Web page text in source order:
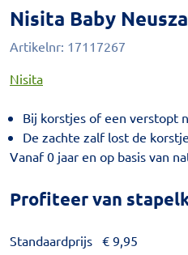
Nisita Baby
Artikelnr: 17117267
Nisita
Bij korstjes of een verstopt
De zachte zalf lost de
Vanaf 0 jaar en op basis van
Profiteer van
Standaardprijs € 9,95